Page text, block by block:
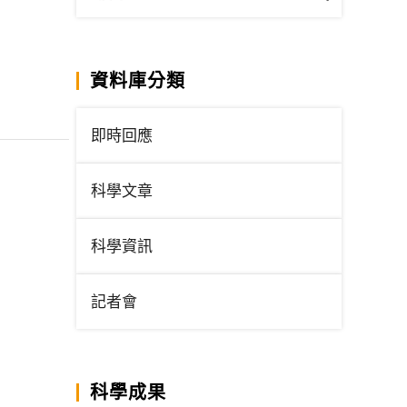
資料庫分類
即時回應
科學文章
科學資訊
記者會
科學成果